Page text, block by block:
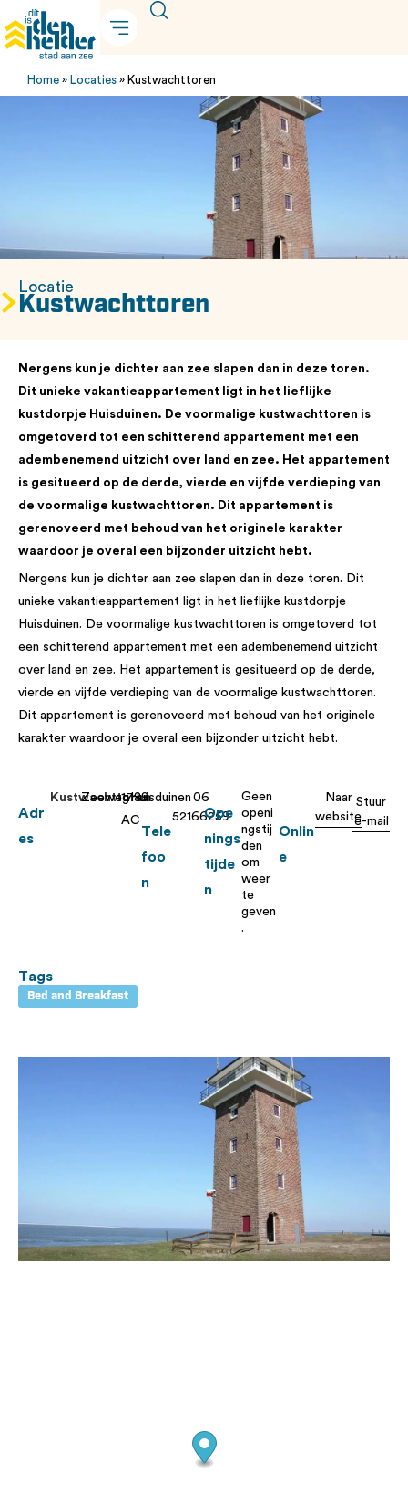
Home » Locaties » Kustwachttoren
Locatie
Kustwachttoren
Nergens kun je dichter aan zee slapen dan in deze toren.
Dit unieke vakantieappartement ligt in het lieflijke
kustdorpje Huisduinen. De voormalige kustwachttoren is
omgetoverd tot een schitterend appartement met een
adembenemend uitzicht over land en zee. Het appartement
is gesitueerd op de derde, vierde en vijfde verdieping van
de voormalige kustwachttoren. Dit appartement is
gerenoveerd met behoud van het originele karakter
waardoor je overal een bijzonder uitzicht hebt.
Nergens kun je dichter aan zee slapen dan in deze toren. Dit
unieke vakantieappartement ligt in het lieflijke kustdorpje
Huisduinen. De voormalige kustwachttoren is omgetoverd tot
een schitterend appartement met een adembenemend uitzicht
over land en zee. Het appartement is gesitueerd op de derde,
vierde en vijfde verdieping van de voormalige kustwachttoren.
Dit appartement is gerenoveerd met behoud van het originele
karakter waardoor je overal een bijzonder uitzicht hebt.
Adr
es
Kustwachttoren
Zeeweg1789
AC
Huisduinen
Tele
foo
n
06
52166259
Ope
nings
tijde
n
Geen
openi
ngstij
den
om
weer
te
geven
.
Onlin
e
Naar
website
Stuur
e-mail
Tags
Bed and Breakfast